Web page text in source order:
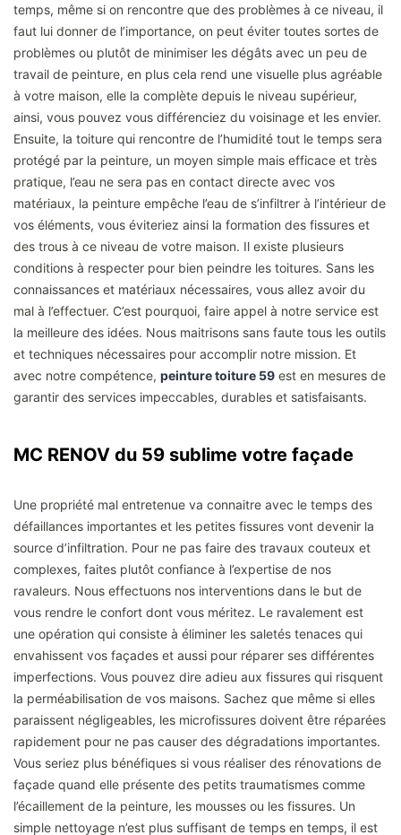
temps, même si on rencontre que des problèmes à ce niveau, il
faut lui donner de l’importance, on peut éviter toutes sortes de
problèmes ou plutôt de minimiser les dégâts avec un peu de
travail de peinture, en plus cela rend une visuelle plus agréable
à votre maison, elle la complète depuis le niveau supérieur,
ainsi, vous pouvez vous différenciez du voisinage et les envier.
Ensuite, la toiture qui rencontre de l’humidité tout le temps sera
protégé par la peinture, un moyen simple mais efficace et très
pratique, l’eau ne sera pas en contact directe avec vos
matériaux, la peinture empêche l’eau de s’infiltrer à l’intérieur de
vos éléments, vous éviteriez ainsi la formation des fissures et
des trous à ce niveau de votre maison. Il existe plusieurs
conditions à respecter pour bien peindre les toitures. Sans les
connaissances et matériaux nécessaires, vous allez avoir du
mal à l’effectuer. C’est pourquoi, faire appel à notre service est
la meilleure des idées. Nous maitrisons sans faute tous les outils
et techniques nécessaires pour accomplir notre mission. Et
avec notre compétence, peinture toiture 59 est en mesures de
garantir des services impeccables, durables et satisfaisants.
MC RENOV du 59 sublime votre façade
Une propriété mal entretenue va connaitre avec le temps des
défaillances importantes et les petites fissures vont devenir la
source d’infiltration. Pour ne pas faire des travaux couteux et
complexes, faites plutôt confiance à l’expertise de nos
ravaleurs. Nous effectuons nos interventions dans le but de
vous rendre le confort dont vous méritez. Le ravalement est
une opération qui consiste à éliminer les saletés tenaces qui
envahissent vos façades et aussi pour réparer ses différentes
imperfections. Vous pouvez dire adieu aux fissures qui risquent
la perméabilisation de vos maisons. Sachez que même si elles
paraissent négligeables, les microfissures doivent être réparées
rapidement pour ne pas causer des dégradations importantes.
Vous seriez plus bénéfiques si vous réaliser des rénovations de
façade quand elle présente des petits traumatismes comme
l’écaillement de la peinture, les mousses ou les fissures. Un
simple nettoyage n’est plus suffisant de temps en temps, il est